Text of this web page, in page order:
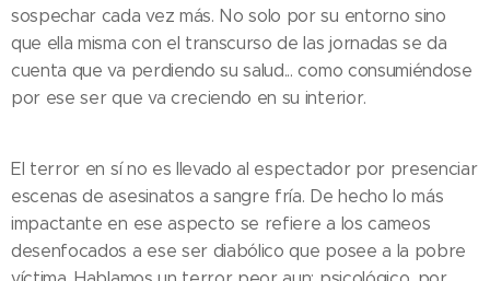
sospechar cada vez más. No solo por su entorno sino
que ella misma con el transcurso de las jornadas se da
cuenta que va perdiendo su salud... como consumiéndose
por ese ser que va creciendo en su interior.
El terror en sí no es llevado al espectador por presenciar
escenas de asesinatos a sangre fría. De hecho lo más
impactante en ese aspecto se refiere a los cameos
desenfocados a ese ser diabólico que posee a la pobre